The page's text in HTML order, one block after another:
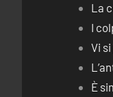
La
I
Vi
È